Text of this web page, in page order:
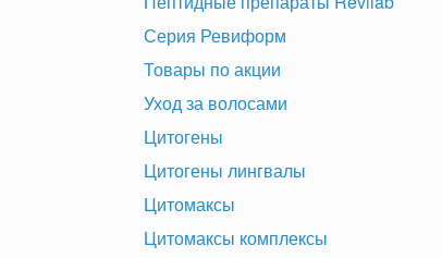
Серия Ревиформ
Товары по акции
Уход за волосами
Цитогены
Цитогены лингвалы
Цитомаксы
Цитомаксы комплексы